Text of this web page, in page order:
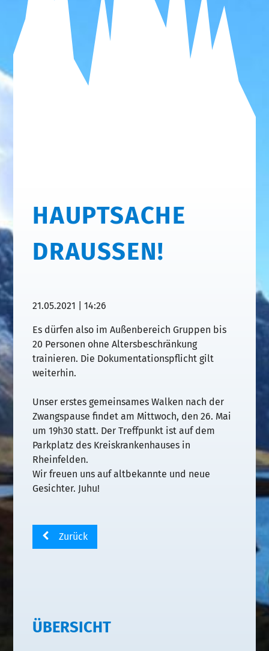
HAUPTSACHE
DRAUSSEN!
21.05.2021 | 14:26
Es dürfen also im Außenbereich Gruppen bis
20 Personen ohne Altersbeschränkung
trainieren. Die Dokumentationspflicht gilt
weiterhin.
Unser erstes gemeinsames Walken nach der
Zwangspause findet am Mittwoch, den 26. Mai
um 19h30 statt. Der Treffpunkt ist auf dem
Parkplatz des Kreiskrankenhauses in
Rheinfelden.
Wir freuen uns auf altbekannte und neue
Gesichter. Juhu!
Zurück
ÜBERSICHT